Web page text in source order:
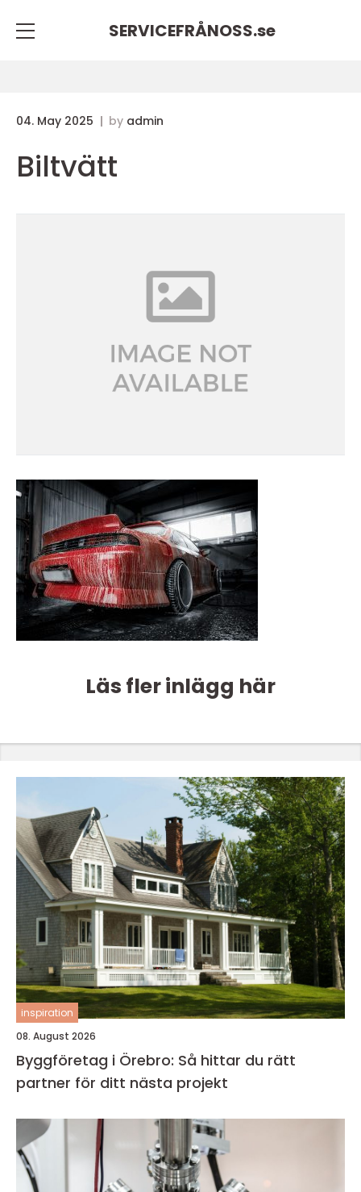
SERVICEFRÅNOSS.se
04. May 2025 by admin
Biltvätt
Läs fler inlägg här
inspiration
08. August 2026
Byggföretag i Örebro: Så hittar du rätt
partner för ditt nästa projekt